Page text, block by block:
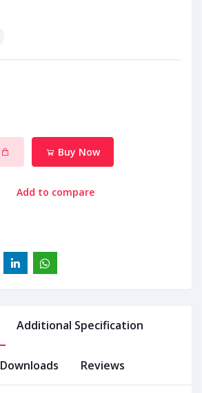
Buy Now
Add to compare
Additional Specification
Downloads Reviews